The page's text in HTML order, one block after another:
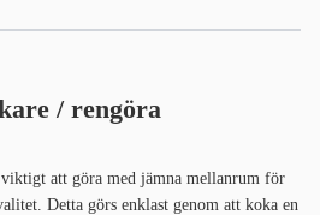
/ rengöra
att göra med jämna mellanrum för
Detta görs enklast genom att koka en